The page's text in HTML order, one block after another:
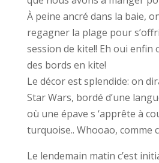
À peine ancré dans la baie,
regagner la plage pour
session de kite!! Eh oui
des bords en kite!
Le décor est splendide: on
Star Wars, bordé d’une
où une épave s ‘apprête à
turquoise.. Whooao, comme
Le lendemain matin c’est